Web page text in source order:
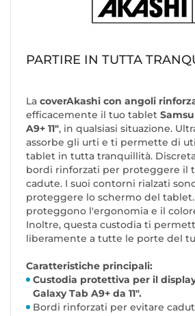
PARTIRE IN TUTTA
La coverAkashi con angoli
efficacemente il tuo tablet
A9+ 11", in qualsiasi situazione.
assorbe gli urti e ti permette di
tablet in tutta tranquillità.
bordi rinforzati per proteggere il
cadute. I suoi contorni rialzati
proteggere lo schermo del
proteggono l'ergonomia e il
Inoltre, questa custodia ti
liberamente a tutte le porte del
Caratteristiche principali:
Custodia protettiva per il
Galaxy Tab A9+ da 11".
Bordi rinforzati per evitare